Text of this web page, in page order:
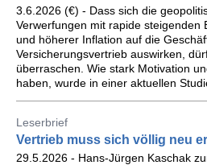
3.6.2026 (€) - Dass sich die
Verwerfungen mit rapide steigenden
und höherer Inflation auf die
Versicherungsvertrieb auswirken,
überraschen. Wie stark Motivation
haben, wurde in einer aktuellen
Leserbrief
Vertrieb muss sich völlig neu
29.5.2026 - Hans-Jürgen Kaschak